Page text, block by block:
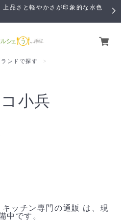
上品さと軽やかさが印象的な水色
ンドで探す
小兵
ッチン専門の通販 は、現
中です。